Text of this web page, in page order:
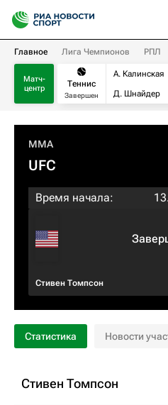
Главное Лига Чемпионов РПЛ
Матч-
центр
Теннис
Завершен
А. Калинская
Д. Шнайдер
MMA
UFC
Время начала:
Стивен Томпсон
Статистика Новости
Стивен Томпсон